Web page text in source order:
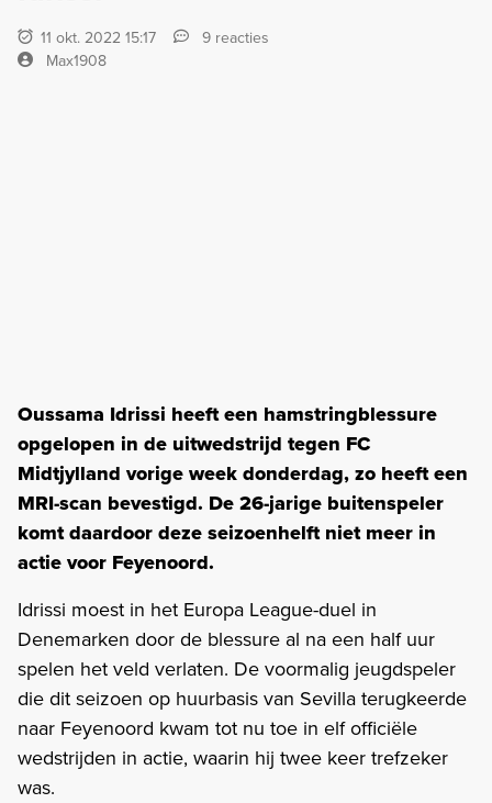
11 okt. 2022 15:17
9 reacties
Max1908
Oussama Idrissi heeft een hamstringblessure
opgelopen in de uitwedstrijd tegen FC
Midtjylland vorige week donderdag, zo heeft een
MRI-scan bevestigd. De 26-jarige buitenspeler
komt daardoor deze seizoenhelft niet meer in
actie voor Feyenoord.
Idrissi moest in het Europa League-duel in
Denemarken door de blessure al na een half uur
spelen het veld verlaten. De voormalig jeugdspeler
die dit seizoen op huurbasis van Sevilla terugkeerde
naar Feyenoord kwam tot nu toe in elf officiële
wedstrijden in actie, waarin hij twee keer trefzeker
was.